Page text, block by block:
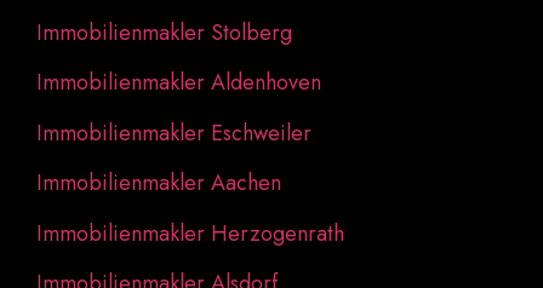
Immobilienmakler Stolberg
Immobilienmakler Aldenhoven
Immobilienmakler Eschweiler
Immobilienmakler Aachen
Immobilienmakler Herzogenrath